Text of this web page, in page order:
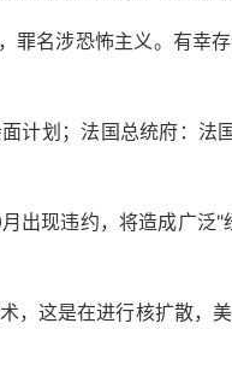
罪名涉恐怖主义。有幸
计划；法国总统府：法
出现违约，将造成广泛
，这是在进行核扩散，